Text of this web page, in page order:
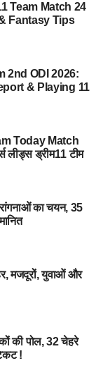
Team Match 24
Fantasy Tips
2nd ODI 2026:
& Playing 11
Today Match
लीड्स ड्रीम11 टीम
का चयन, 35
मजदूरों, युवाओं और
की पोल, 32 चेहरे
!